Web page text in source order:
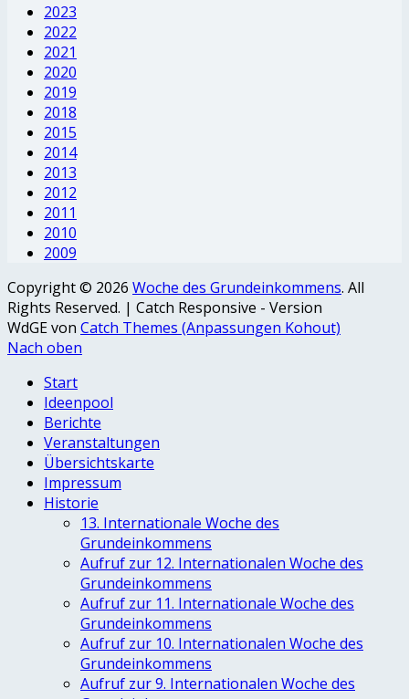
2023
2022
2021
2020
2019
2018
2015
2014
2013
2012
2011
2010
2009
Copyright © 2026 Woche des Grundeinkommens. All
Rights Reserved. | Catch Responsive - Version
WdGE von Catch Themes (Anpassungen Kohout)
Nach oben
Start
Ideenpool
Berichte
Veranstaltungen
Übersichtskarte
Impressum
Historie
13. Internationale Woche des
Grundeinkommens
Aufruf zur 12. Internationalen Woche des
Grundeinkommens
Aufruf zur 11. Internationale Woche des
Grundeinkommens
Aufruf zur 10. Internationalen Woche des
Grundeinkommens
Aufruf zur 9. Internationalen Woche des